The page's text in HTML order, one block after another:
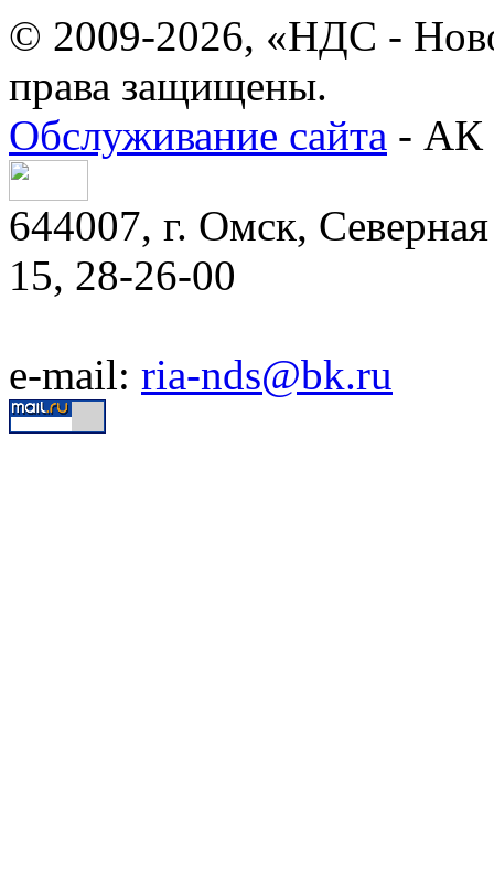
© 2009-2026, «НДС -
права защищены.
Обслуживание сайта - АК
644007, г. Омск,
15, 28-26-00
e-mail: ria-nds@bk.ru